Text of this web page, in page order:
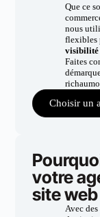
Que ce
nous
flexibles
visibilité
Faites
Choisir un
votre
site
Avec